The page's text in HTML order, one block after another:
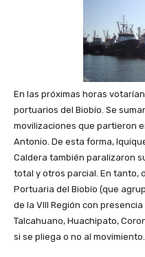
En las próximas horas
portuarios del Biobío. Se
movilizaciones que partieron
Antonio. De esta forma,
Caldera también paralizaron
total y otros parcial. En tanto,
Portuaria del Biobío (que
de la VIII Región con
Talcahuano, Huachipato,
si se pliega o no al movimiento.